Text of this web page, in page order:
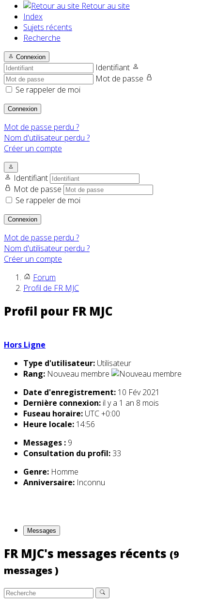
Retour au site
Index
Sujets récents
Recherche
Connexion
Identifiant
Mot de passe
Se rappeler de moi
Connexion
Mot de passe perdu ?
Nom d'utilisateur perdu ?
Créer un compte
Identifiant
Mot de passe
Se rappeler de moi
Connexion
Mot de passe perdu ?
Nom d'utilisateur perdu ?
Créer un compte
Forum
Profil de FR MJC
Profil pour FR MJC
Hors Ligne
Type d'utilisateur: Utilisateur
Rang: Nouveau membre
Date d'enregistrement: 10 Fév 2021
Dernière connexion: il y a 1 an 8 mois
Fuseau horaire: UTC +0:00
Heure locale: 14:56
Messages : 9
Consultation du profil: 33
Genre: Homme
Anniversaire: Inconnu
Messages
FR MJC's messages récents (9
messages )